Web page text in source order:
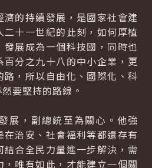
的持續發展，是國家社會建
十一世紀的此刻，如何厚植
展成為一個科技國，同時也
分之九十八的中小企業，更
，所以自由化、國際化、科
要堅持的路線。
，副總統至為關心。他強
治安、社會福利等都還存有
合全民力量進一步解決，需
唯有如此，才能建立一個關